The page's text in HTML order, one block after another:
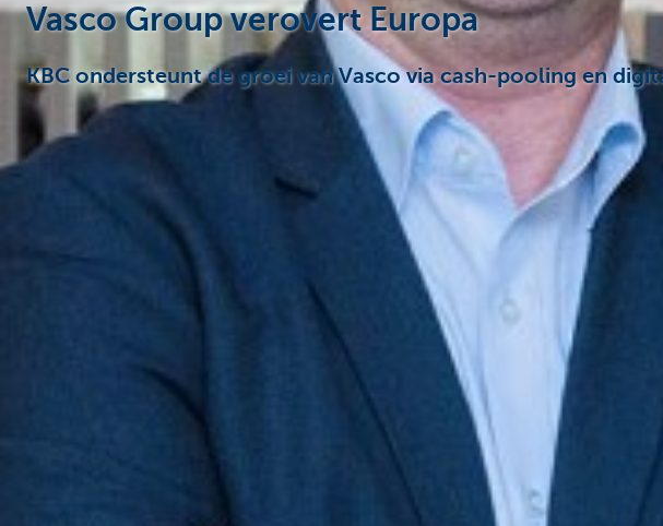
Vasco Group verovert Europa
KBC ondersteunt de groei van Vasco via cash-pooling en